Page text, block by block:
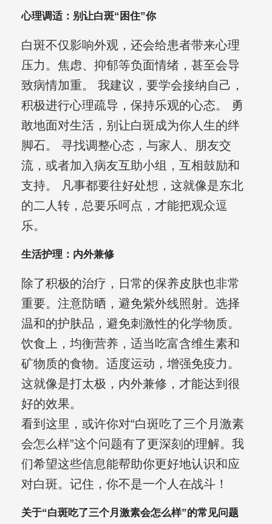
心理调适：别让白斑“困住”你
白斑不仅影响外观，还会给患者带来心理
压力。焦虑、抑郁等负面情绪，甚至会导
致病情加重。 我建议，要学会接纳自己，
积极进行心理疏导，保持乐观的心态。 勇
敢地面对生活，别让白斑成为你人生的绊
脚石。 寻找调整心态，与家人、朋友交
流，或者加入病友互助小组，互相鼓励和
支持。 凡事都要往好处想，这就像是东北
的二人转，总要乐呵点，才能把观众逗
乐。
生活护理：内外兼修
除了积极的治疗，日常的保养皮肤也非常
重要。注意防晒，避免紫外线照射。选择
温和的护肤品，避免刺激性的化学物质。
饮食上，均衡营养，适当吃富含维生素和
矿物质的食物。适度运动，增强免疫力。
这就像是打太极，内外兼修，才能达到很
好的效果。
看到这里，或许你对“白斑吃了三个月激素
会怎么样”这个问题有了更深刻的理解。我
们希望这些信息能帮助你更好地认识和应
对白斑。记住，你不是一个人在战斗！
关于“白斑吃了三个月激素会怎么样”的常见问题